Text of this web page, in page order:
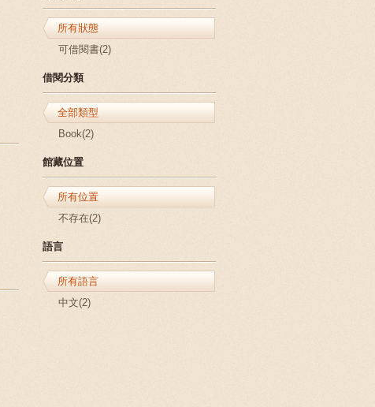
所有狀態
可借閱書(2)
借閱分類
全部類型
Book(2)
館藏位置
所有位置
不存在(2)
語言
所有語言
中文(2)